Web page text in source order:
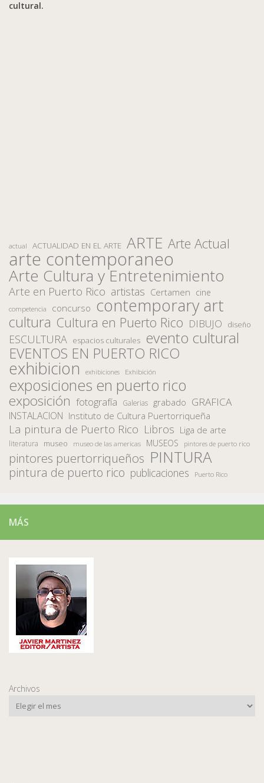
cultural.
actual ACTUALIDAD EN EL ARTE ARTE Arte Actual
arte contemporaneo
Arte Cultura y Entretenimiento
Arte en Puerto Rico artistas Certamen cine
competencia concurso contemporary art
cultura Cultura en Puerto Rico DIBUJO diseño
ESCULTURA espacios culturales evento cultural
EVENTOS EN PUERTO RICO
exhibicion exhibiciones Exhibición
exposiciones en puerto rico
exposición fotografía Galerias grabado GRAFICA
INSTALACION Instituto de Cultura Puertorriqueña
La pintura de Puerto Rico Libros Liga de arte
literatura museo museo de las americas MUSEOS pintores de puerto rico
pintores puertorriqueños PINTURA
pintura de puerto rico publicaciones Puerto Rico
MÁS
Archivos